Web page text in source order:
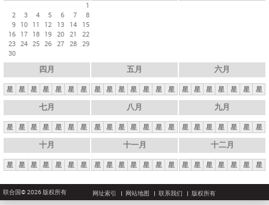
1
2
3 4 5 6 7
8
9 10 11 12 13 14
15
16 17 18 19 20 21
22
23 24 25 26 27 28 29
30
四月
星 星 星 星 星 星 星
五月
星 星 星 星 星 星 星
六月
星 星 星 星 星 星 星
七月
星 星 星 星 星 星 星
八月
星 星 星 星 星 星 星
九月
星 星 星 星 星 星 星
十月
星 星 星 星 星 星 星
十一月
星 星 星 星 星 星 星
十二月
星 星 星 星 星 星 星
联合国© 2026 版权所有 网址索引 网站地图 联系我们 版权所有